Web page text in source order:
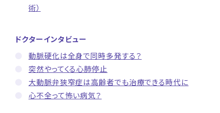
術）
ドクターインタビュー
動脈硬化は全身で同時多発する？
突然やってくる心肺停止
大動脈弁狭窄症は高齢者でも治療できる時代に
心不全って怖い病気？